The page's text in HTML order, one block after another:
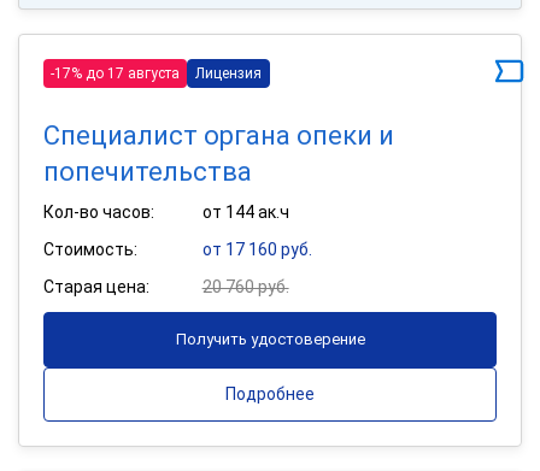
-17% до 17 августа Лицензия
Специалист органа опеки и
попечительства
Кол-во часов:
от 144 ак.ч
Стоимость:
от 17 160 руб.
Старая цена:
20 760 руб.
Получить удостоверение
Подробнее